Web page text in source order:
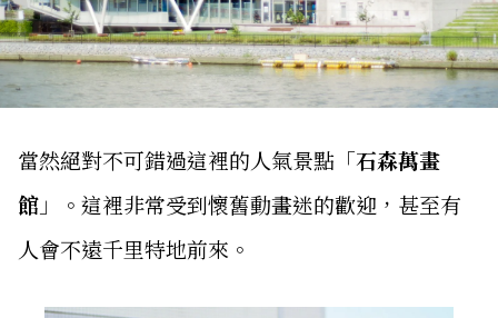
當然絕對不可錯過這裡的人氣景點「石森萬畫
館 」。這裡非常受到懷舊動畫迷的歡迎，甚至有
人會不遠千里特地前來。